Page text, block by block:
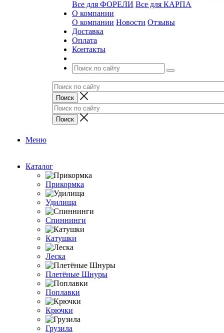
Все для ФОРЕЛИ Все для КАРПА
О компании
О компании Новости Отзывы
Доставка
Оплата
Контакты
Меню
Каталог
Прикормка
Удилища
Спиннинги
Катушки
Леска
Плетёные Шнуры
Поплавки
Крючки
Грузила